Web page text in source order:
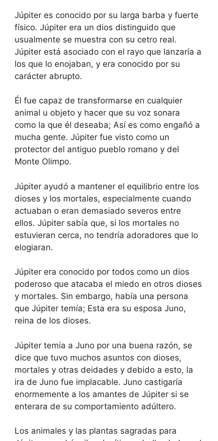
Júpiter es conocido por su larga barba y fuerte
físico. Júpiter era un dios distinguido que
usualmente se muestra con su cetro real.
Júpiter está asociado con el rayo que lanzaría a
los que lo enojaban, y era conocido por su
carácter abrupto.
Él fue capaz de transformarse en cualquier
animal u objeto y hacer que su voz sonara
como la que él deseaba; Así es como engañó a
mucha gente. Júpiter fue visto como un
protector del antiguo pueblo romano y del
Monte Olimpo.
Júpiter ayudó a mantener el equilibrio entre los
dioses y los mortales, especialmente cuando
actuaban o eran demasiado severos entre
ellos. Júpiter sabía que, si los mortales no
estuvieran cerca, no tendría adoradores que lo
elogiaran.
Júpiter era conocido por todos como un dios
poderoso que atacaba el miedo en otros dioses
y mortales. Sin embargo, había una persona
que Júpiter temía; Esta era su esposa Juno,
reina de los dioses.
Júpiter temía a Juno por una buena razón, se
dice que tuvo muchos asuntos con dioses,
mortales y otras deidades y debido a esto, la
ira de Juno fue implacable. Juno castigaría
enormemente a los amantes de Júpiter si se
enterara de su comportamiento adúltero.
Los animales y las plantas sagradas para